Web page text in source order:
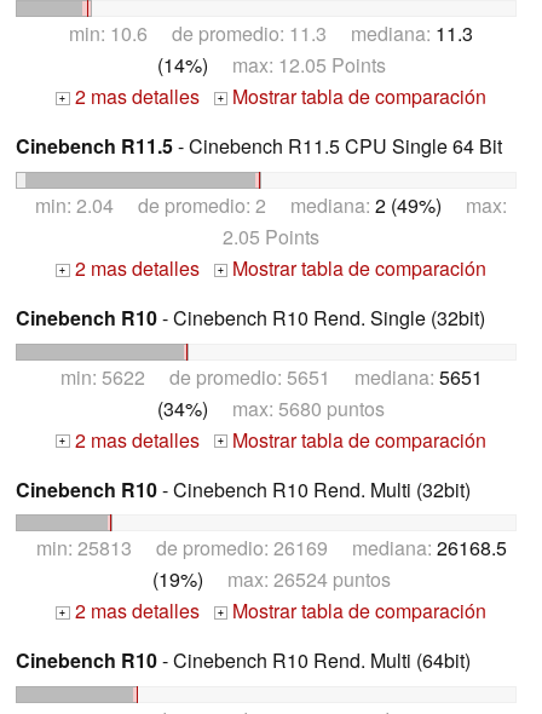
min: 10.6 de promedio: 11.3 mediana: 11.3
(14%) max: 12.05 Points
+ 2 mas detalles +
Mostrar tabla de comparación
Cinebench R11.5- Cinebench R11.5 CPU Single 64 Bit
min: 2.04 de promedio: 2 mediana: 2 (49%) max:
2.05 Points
+ 2 mas detalles +
Mostrar tabla de comparación
Cinebench R10- Cinebench R10 Rend. Single (32bit)
min: 5622 de promedio: 5651 mediana: 5651
(34%) max: 5680 puntos
+ 2 mas detalles +
Mostrar tabla de comparación
Cinebench R10- Cinebench R10 Rend. Multi (32bit)
min: 25813 de promedio: 26169 mediana: 26168.5
(19%) max: 26524 puntos
+ 2 mas detalles +
Mostrar tabla de comparación
Cinebench R10- Cinebench R10 Rend. Multi (64bit)